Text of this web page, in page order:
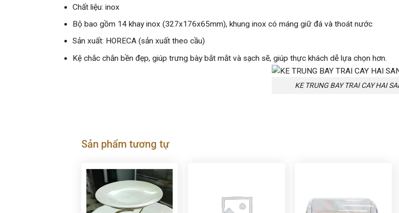
Chất liệu: inox
Bộ bao gồm 14 khay inox (327x176x65mm), khung inox có máng giữ đá và thoát nước
Sản xuất: HORECA (sản xuất theo cầu)
Kệ chắc chắn bền đẹp, giúp trưng bày bắt mắt và sạch sẽ, giúp thực khách dễ lựa chọn hơn.
KE TRUNG BAY TRAI CAY HAI
Sản phẩm tương tự